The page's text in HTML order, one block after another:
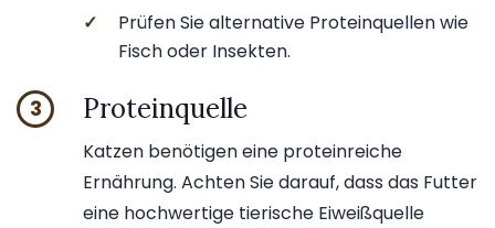
✓
Prüfen Sie alternative Proteinquellen wie
Fisch oder Insekten.
3 Proteinquelle
Katzen benötigen eine proteinreiche
Ernährung. Achten Sie darauf, dass das Futter
eine hochwertige tierische Eiweißquelle